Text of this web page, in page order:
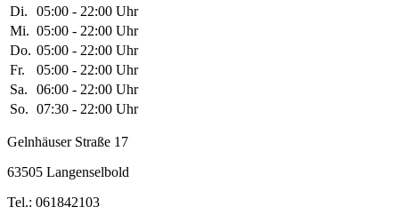
Di.
05:00 - 22:00 Uhr
Mi. 05:00 - 22:00 Uhr
Do. 05:00 - 22:00 Uhr
Fr.
05:00 - 22:00 Uhr
Sa.
06:00 - 22:00 Uhr
So. 07:30 - 22:00 Uhr
Gelnhäuser Straße 17
63505 Langenselbold
Tel.: 061842103